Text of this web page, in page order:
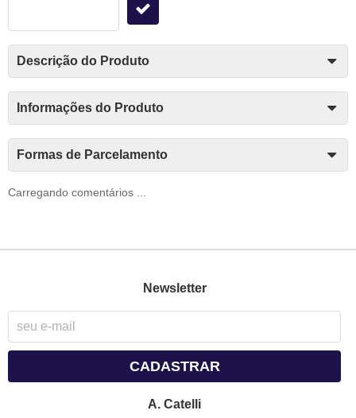
Descrição do Produto
Informações do Produto
Formas de Parcelamento
Carregando comentários ...
Newsletter
CADASTRAR
A. Catelli